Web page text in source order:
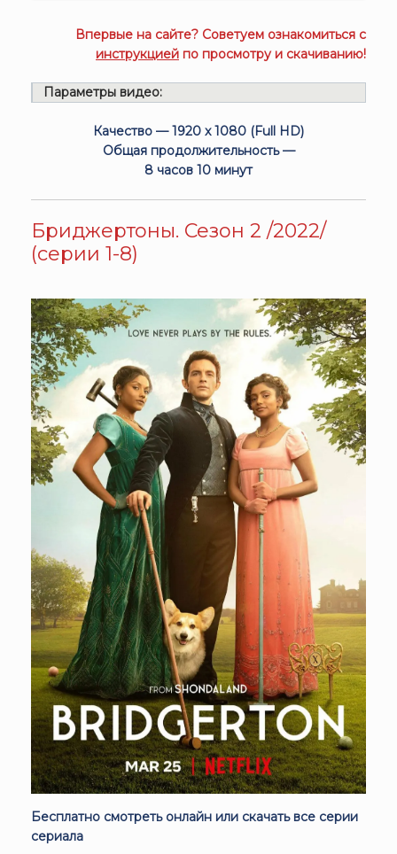
Впервые на сайте? Советуем ознакомиться с
инструкцией по просмотру и скачиванию!
Параметры видео:
Качество — 1920 x 1080 (Full HD)
Общая продолжительность —
8 часов 10 минут
Бриджертоны. Сезон 2 /2022/
(серии 1-8)
Бесплатно смотреть онлайн или скачать все серии
сериала